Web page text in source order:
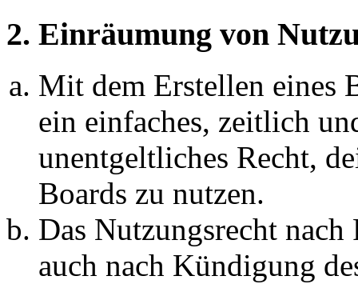
2. Einräumung von
Mit dem Erstellen eines
ein einfaches, zeitlich
unentgeltliches Recht,
Boards zu nutzen.
Das Nutzungsrecht
auch nach Kündigung